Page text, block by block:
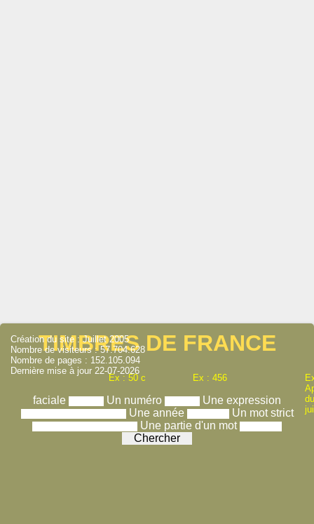
TIMBRES DE FRANCE
Ex : 50 c Ex : 456
faciale Un numéro
Une expression
Une année
Un mot strict
Une partie d'un mot
Création du site : Juillet 2005
Nombre de visiteurs : 57.704.628
Nombre de pages : 152.105.094
Dernière mise à jour 22-07-2026